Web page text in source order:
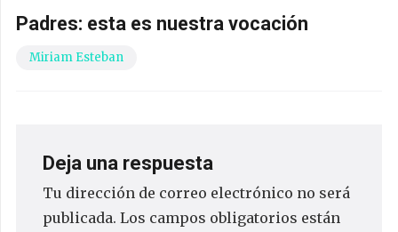
Padres: esta es nuestra vocación
Miriam Esteban
Deja una respuesta
Tu dirección de correo electrónico no será
publicada. Los campos obligatorios están